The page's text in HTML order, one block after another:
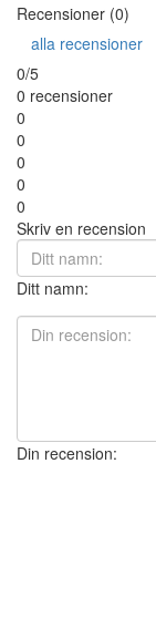
Recensioner (0)
alla recensioner
0/5
0 recensioner
0
0
0
0
0
Skriv en recension
Ditt namn:
Din recension: